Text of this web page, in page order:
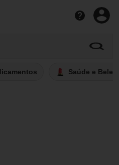
Saúde e